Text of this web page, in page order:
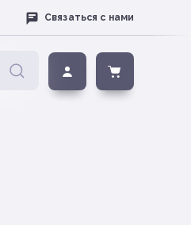
Связаться с нами